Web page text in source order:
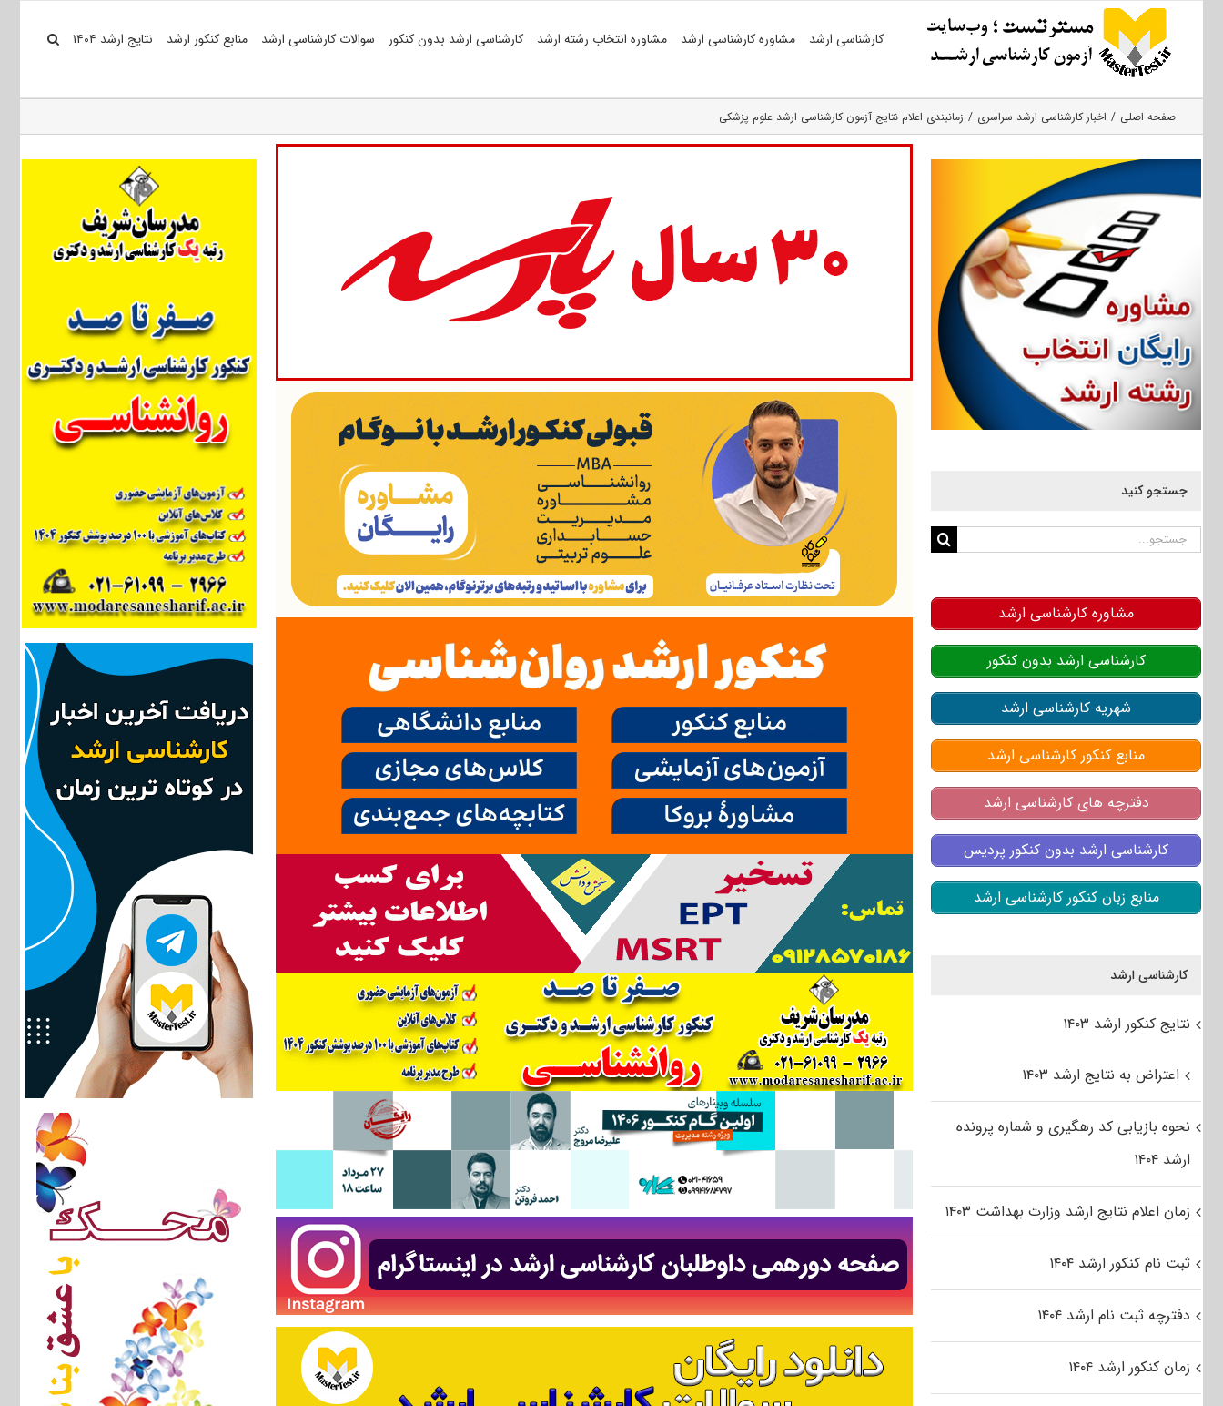
کارشناسی ارشد مشاوره کارشناسی ارشد مشاوره انتخاب رشته ارشد کارشناسی ارشد بدون کنکور سوالات کارشناسی ارشد منابع کنکور ارشد نتایج ارشد ۱۴۰۴
صفحه اصلی اخبار کارشناسی ارشد سراسری زمانبندی اعلام نتایج آزمون کارشناسی ارشد علوم پزشکی
جستجو کنید
جستجو
مشاوره کارشناسی ارشد
کارشناسی ارشد بدون کنکور
شهریه کارشناسی ارشد
منابع کنکور کارشناسی ارشد
دفترچه های کارشناسی ارشد
کارشناسی ارشد بدون کنکور پردیس
منابع زبان کنکور کارشناسی ارشد
کارشناسی ارشد
نتایج کنکور ارشد ۱۴۰۳
اعتراض به نتایج ارشد ۱۴۰۳
نحوه بازیابی کد رهگیری و شماره پرونده
ارشد ۱۴۰۴
زمان اعلام نتایج ارشد وزارت بهداشت ۱۴۰۳
ثبت نام کنکور ارشد ۱۴۰۴
دفترچه ثبت نام ارشد ۱۴۰۴
زمان کنکور ارشد ۱۴۰۴